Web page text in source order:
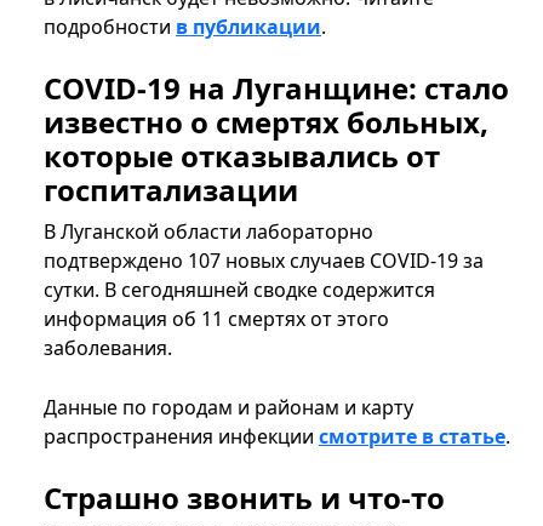
подробности в публикации.
COVID-19 на Луганщине: стало
известно о смертях больных,
которые отказывались от
госпитализации
В Луганской области лабораторно
подтверждено 107 новых случаев COVID-19 за
сутки. В сегодняшней сводке содержится
информация об 11 смертях от этого
заболевания.
Данные по городам и районам и карту
распространения инфекции смотрите в статье.
Страшно звонить и что-то